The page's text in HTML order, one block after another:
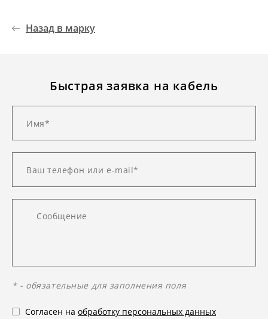
Назад в марку
Быстрая заявка на кабель
* - обязательные для заполнения поля
Согласен на обработку персональных данных